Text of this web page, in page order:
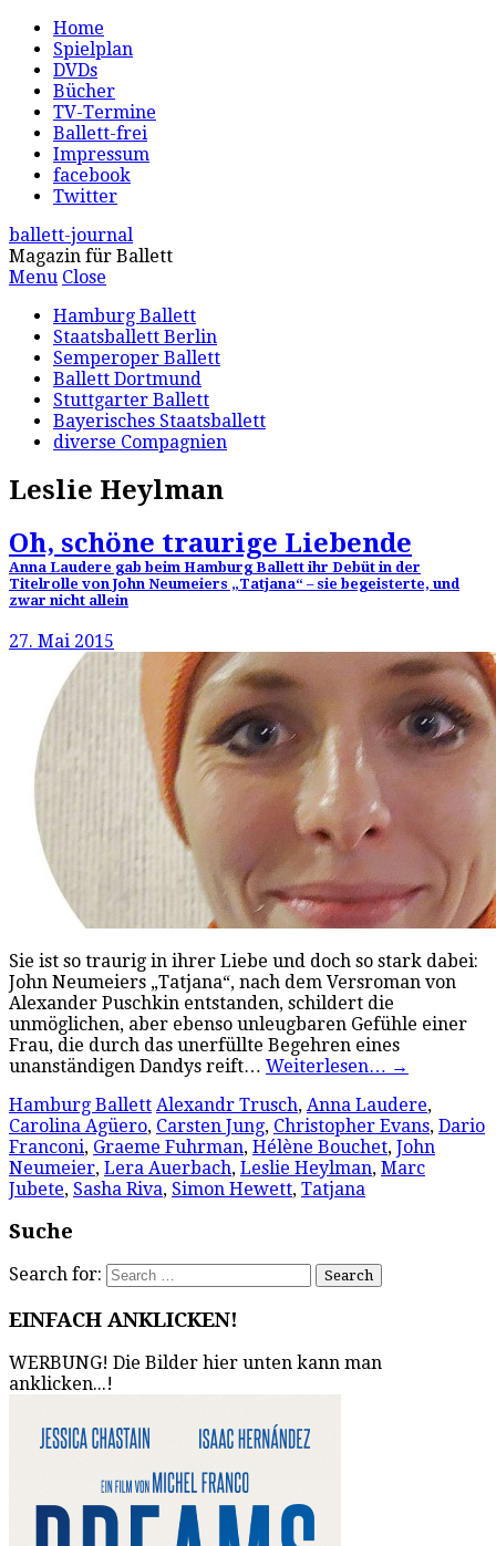
Home
Spielplan
DVDs
Bücher
TV-Termine
Ballett-frei
Impressum
facebook
Twitter
ballett-journal
Magazin für Ballett
Menu Close
Hamburg Ballett
Staatsballett Berlin
Semperoper Ballett
Ballett Dortmund
Stuttgarter Ballett
Bayerisches Staatsballett
diverse Compagnien
Leslie Heylman
Oh, schöne traurige Liebende
Anna Laudere gab beim Hamburg Ballett ihr Debüt in der
Titelrolle von John Neumeiers „Tatjana“ – sie begeisterte, und
zwar nicht allein
27. Mai 2015
Sie ist so traurig in ihrer Liebe und doch so stark dabei:
John Neumeiers „Tatjana“, nach dem Versroman von
Alexander Puschkin entstanden, schildert die
unmöglichen, aber ebenso unleugbaren Gefühle einer
Frau, die durch das unerfüllte Begehren eines
unanständigen Dandys reift… Weiterlesen… →
Hamburg Ballett Alexandr Trusch, Anna Laudere,
Carolina Agüero, Carsten Jung, Christopher Evans, Dario
Franconi, Graeme Fuhrman, Hélène Bouchet, John
Neumeier, Lera Auerbach, Leslie Heylman, Marc
Jubete, Sasha Riva, Simon Hewett, Tatjana
Suche
Search for:
EINFACH ANKLICKEN!
WERBUNG! Die Bilder hier unten kann man
anklicken...!